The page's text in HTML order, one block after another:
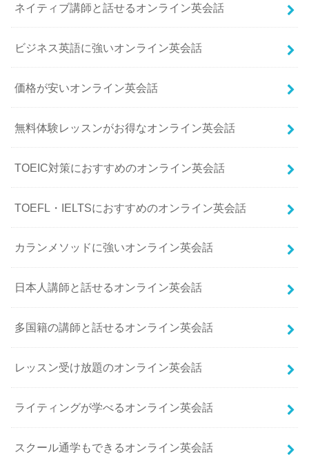
ネイティブ講師と話せるオンライン英会話
ビジネス英語に強いオンライン英会話
価格が安いオンライン英会話
無料体験レッスンがお得なオンライン英会話
TOEIC対策におすすめのオンライン英会話
TOEFL・IELTSにおすすめのオンライン英会話
カランメソッドに強いオンライン英会話
日本人講師と話せるオンライン英会話
多国籍の講師と話せるオンライン英会話
レッスン受け放題のオンライン英会話
ライティングが学べるオンライン英会話
スクール通学もできるオンライン英会話